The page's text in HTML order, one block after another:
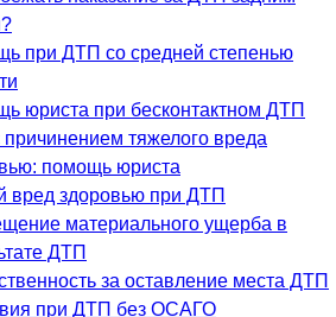
при ДТП со средней степенью
юриста при бесконтактном ДТП
тяжелого вреда
помощь юриста
вред здоровью при ДТП
материального ущерба в
ДТП
за оставление места ДТП
при ДТП без ОСАГО